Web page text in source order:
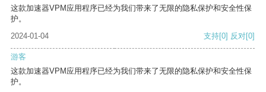
这款加速器VPM应用程序已经为我们带来了无限的隐私保护和安全性保
护。
2024-01-04
支持[0] 反对[0]
游客
这款加速器VPM应用程序已经为我们带来了无限的隐私保护和安全性保
护。